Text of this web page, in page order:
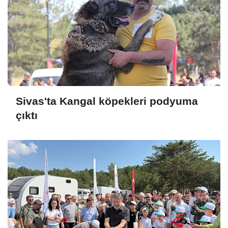
Sivas'ta Kangal köpekleri podyuma
çıktı